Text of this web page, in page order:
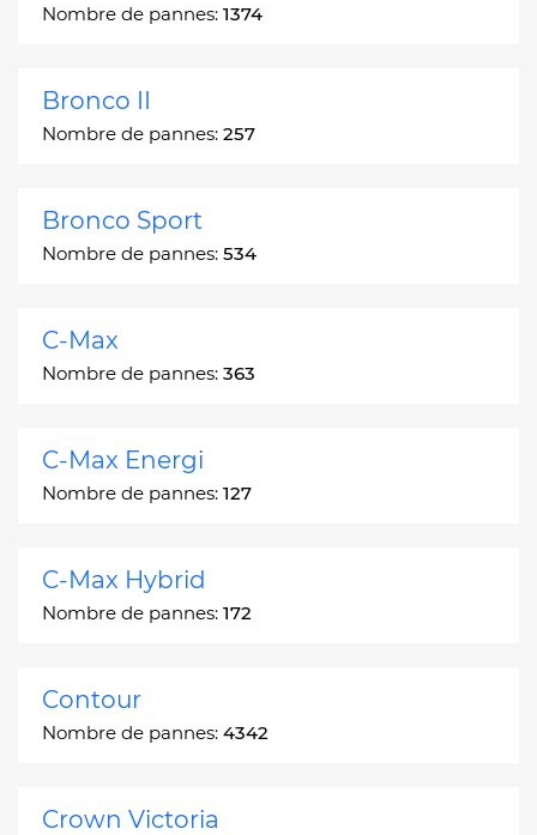
Nombre de pannes: 1374
Bronco II
Nombre de pannes: 257
Bronco Sport
Nombre de pannes: 534
C-Max
Nombre de pannes: 363
C-Max Energi
Nombre de pannes: 127
C-Max Hybrid
Nombre de pannes: 172
Contour
Nombre de pannes: 4342
Crown Victoria